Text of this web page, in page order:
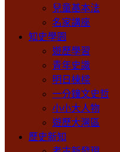
兒童基本法
名家講座
知史學園
遊歷學習
青年史識
明日棟樑
一分鐘文史哲
小小大人物
遊歷大灣區
歷史新知